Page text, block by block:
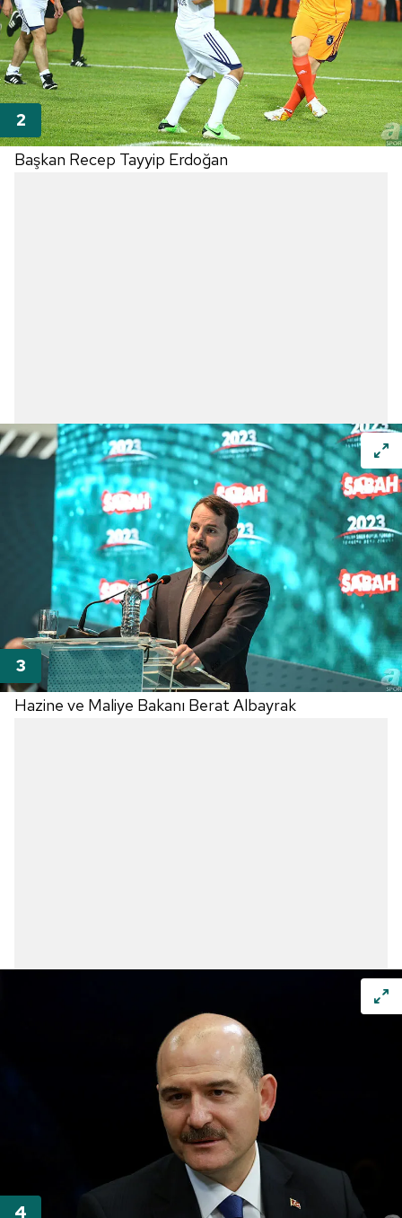
Başkan Recep Tayyip Erdoğan
Hazine ve Maliye Bakanı Berat Albayrak